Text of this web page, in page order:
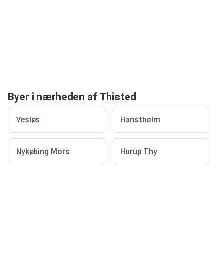
Byer i nærheden af Thisted
Vesløs Hanstholm
Nykøbing Mors Hurup Thy